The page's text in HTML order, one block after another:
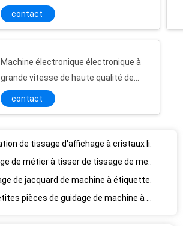
jacquard de label
contact
Machine électronique électronique à
grande vitesse de haute qualité de
jacquard de métier à tisser de jacquard
contact